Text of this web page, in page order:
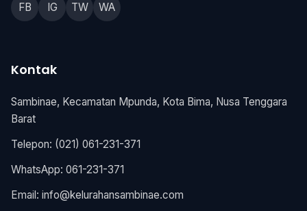
FB IG TW WA
Kontak
Sambinae, Kecamatan Mpunda, Kota Bima, Nusa Tenggara
Barat
Telepon: (021) 061-231-371
WhatsApp: 061-231-371
Email: info@kelurahansambinae.com